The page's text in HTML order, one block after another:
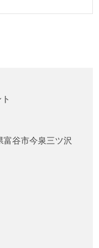
谷市今泉三ツ沢